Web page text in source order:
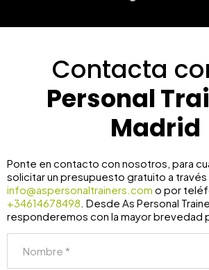
Contacta
Personal
Madrid
Ponte en contacto con nosotros, para
solicitar un presupuesto gratuito a
info@aspersonaltrainers.com o por
+34614678498. Desde As Personal
responderemos con la mayor brevedad